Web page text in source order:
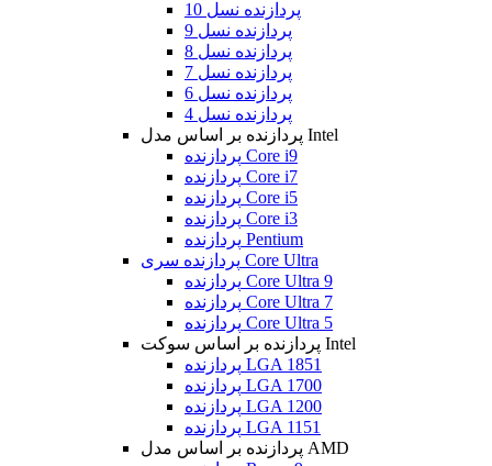
پردازنده نسل 10
پردازنده نسل 9
پردازنده نسل 8
پردازنده نسل 7
پردازنده نسل 6
پردازنده نسل 4
پردازنده بر اساس مدل Intel
پردازنده Core i9
پردازنده Core i7
پردازنده Core i5
پردازنده Core i3
پردازنده Pentium
پردازنده سری Core Ultra
پردازنده Core Ultra 9
پردازنده Core Ultra 7
پردازنده Core Ultra 5
پردازنده بر اساس سوکت Intel
پردازنده LGA 1851
پردازنده LGA 1700
پردازنده LGA 1200
پردازنده LGA 1151
پردازنده بر اساس مدل AMD